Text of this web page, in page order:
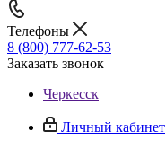
Телефоны
8 (800) 777-62-53
Заказать звонок
Черкесск
Личный кабинет